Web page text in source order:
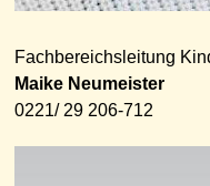
Fachbereichsleitung
Maike Neumeister
0221/ 29 206-712